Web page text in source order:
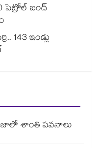
పెట్రోల్ బంద్
143 ఇండ్లు
శాంతి పవనాలు